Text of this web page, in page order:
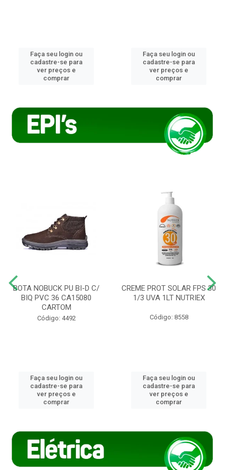
Faça seu login ou
cadastre-se para
ver preços e
comprar
Faça seu login ou
cadastre-se para
ver preços e
comprar
BOTA NOBUCK PU BI-D C/
BIQ PVC 36 CA15080
CARTOM
Código: 4492
Faça seu login ou
cadastre-se para
ver preços e
comprar
CREME PROT SOLAR FPS 30
1/3 UVA 1LT NUTRIEX
Código: 8558
Faça seu login ou
cadastre-se para
ver preços e
comprar